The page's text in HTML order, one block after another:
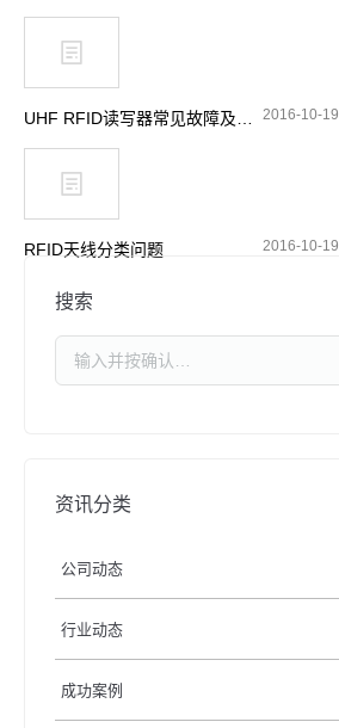
UHF RFID读写器常见故障及处理办法 2016-10-19
RFID天线分类问题 2016-10-19
搜索
资讯分类
公司动态
行业动态
成功案例